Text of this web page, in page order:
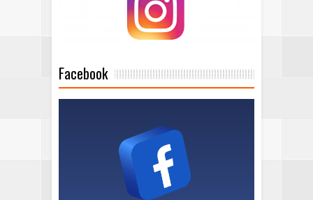
Facebook